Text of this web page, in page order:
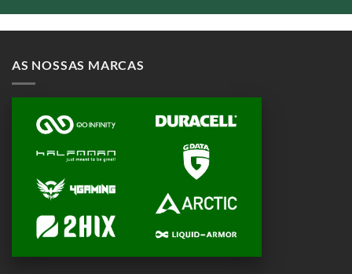
AS NOSSAS MARCAS